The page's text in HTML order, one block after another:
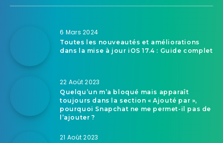
6 Mars 2024
Toutes les nouveautés et améliorations
dans la mise à jour iOS 17.4 : Guide complet
22 Août 2023
Quelqu’un m’a bloqué mais apparaît
toujours dans la section « Ajouté par »,
pourquoi Snapchat ne me permet-il pas de
l’ajouter ?
21 Août 2023